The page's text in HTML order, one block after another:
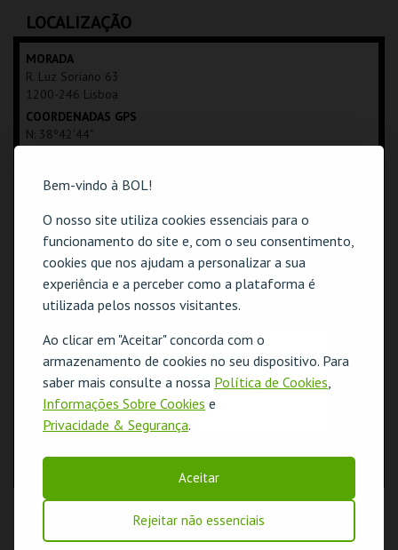
Bem-vindo à BOL!
O nosso site utiliza cookies essenciais para o
funcionamento do site e, com o seu consentimento,
cookies que nos ajudam a personalizar a sua
experiência e a perceber como a plataforma é
utilizada pelos nossos visitantes.
Ao clicar em "Aceitar" concorda com o
armazenamento de cookies no seu dispositivo. Para
saber mais consulte a nossa Política de Cookies
Informações Sobre Cookies e
Privacidade & Segurança.
Aceitar
Rejeitar não essenciais
LOCALIZAÇÃO
MORADA
R. Luz Soriano 63
1200-246 Lisboa
COORDENADAS GPS
N: 38º42'44"
O evento escolhido não está disponível
OK